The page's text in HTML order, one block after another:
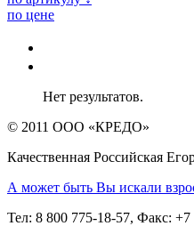
по цене
Нет результатов.
© 2011 ООО «КРЕДО»
Качественная Российская
А может быть Вы искали
Тел: 8 800 775-18-57, Факс: